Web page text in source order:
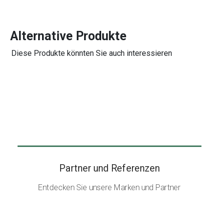
Alternative Produkte
Diese Produkte könnten Sie auch interessieren
Partner und Referenzen
Entdecken Sie unsere Marken und Partner